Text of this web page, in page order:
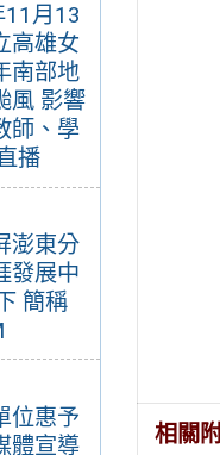
11月13
高雄女
南部地
風 影響
師、學
播
澎東分
發展中
簡稱
位惠予
體宣導
相關